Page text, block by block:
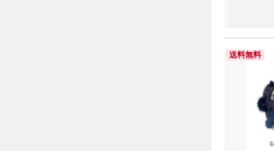
送料無料